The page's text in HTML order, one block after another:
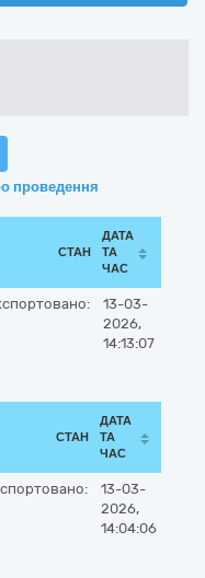
проведення
СТАН
ДАТА
ТА
ЧАС
13-03-
2026,
14:13:07
СТАН
ДАТА
ТА
ЧАС
13-03-
2026,
14:04:06